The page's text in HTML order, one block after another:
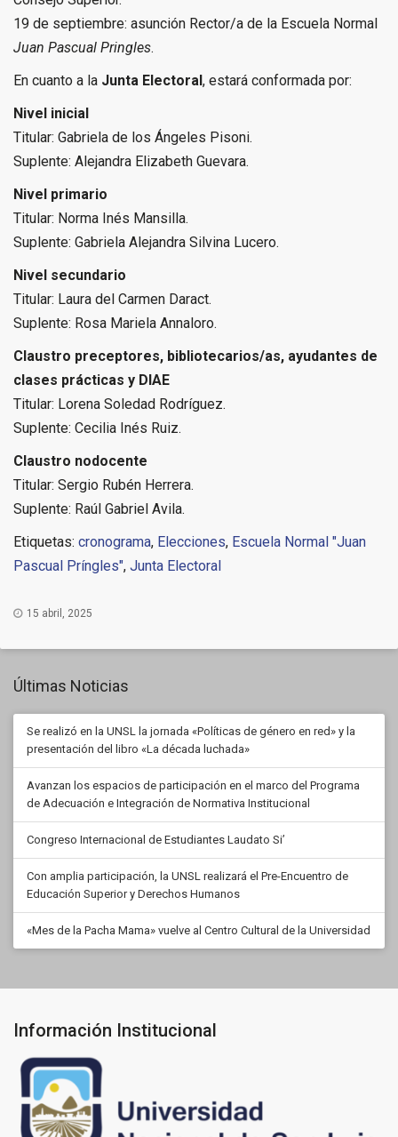
19 de septiembre: asunción Rector/a de la Escuela Normal
Juan Pascual Pringles.
En cuanto a la Junta Electoral, estará conformada por:
Nivel inicial
Titular: Gabriela de los Ángeles Pisoni.
Suplente: Alejandra Elizabeth Guevara.
Nivel primario
Titular: Norma Inés Mansilla.
Suplente: Gabriela Alejandra Silvina Lucero.
Nivel secundario
Titular: Laura del Carmen Daract.
Suplente: Rosa Mariela Annaloro.
Claustro preceptores, bibliotecarios/as, ayudantes de
clases prácticas y DIAE
Titular: Lorena Soledad Rodríguez.
Suplente: Cecilia Inés Ruiz.
Claustro nodocente
Titular: Sergio Rubén Herrera.
Suplente: Raúl Gabriel Avila.
Etiquetas: cronograma, Elecciones, Escuela Normal "Juan
Pascual Príngles", Junta Electoral
15 abril, 2025
Últimas Noticias
Se realizó en la UNSL la jornada «Políticas de género en red» y la
presentación del libro «La década luchada»
Avanzan los espacios de participación en el marco del Programa
de Adecuación e Integración de Normativa Institucional
Congreso Internacional de Estudiantes Laudato Si’
Con amplia participación, la UNSL realizará el Pre-Encuentro de
Educación Superior y Derechos Humanos
«Mes de la Pacha Mama» vuelve al Centro Cultural de la Universidad
Información Institucional